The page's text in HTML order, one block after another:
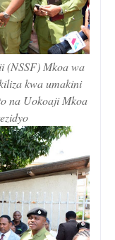
(NSSF) Mkoa wa
kwa umakini
na Uokoaji Mkoa